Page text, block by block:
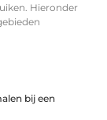
Hieronder
bij een